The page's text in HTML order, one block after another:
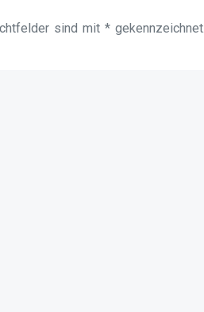
sind mit * gekennzeichnet.